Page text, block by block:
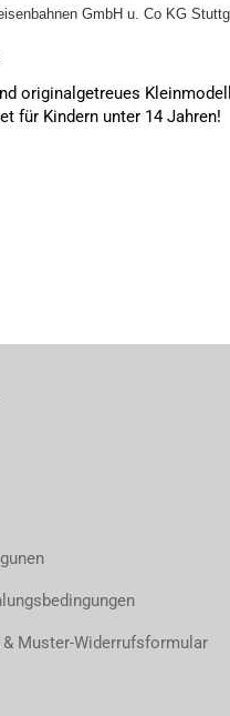
GmbH u. Co KG
originalgetreues
für Kindern unter 14 Jahren!
Muster-Widerrufsformular